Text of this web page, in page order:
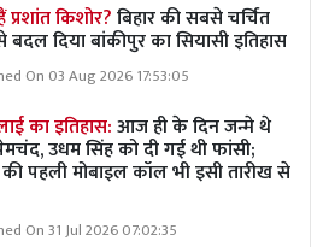
किशोर?बिहार की सबसे चर्चित
बदल दिया बांकीपुर का सियासी इतिहास
On 03 Aug 2026 17:53:05
का इतिहास:आज ही के दिन जन्मे थे
उधम सिंह को दी गई थी फांसी;
पहली मोबाइल कॉल भी इसी तारीख से
On 31 Jul 2026 07:02:35